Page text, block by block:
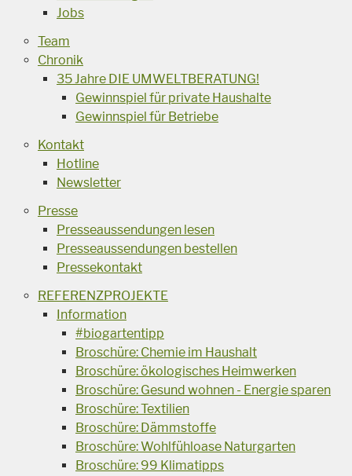
Jobs
Team
Chronik
35 Jahre DIE UMWELTBERATUNG!
Gewinnspiel für private Haushalte
Gewinnspiel für Betriebe
Kontakt
Hotline
Newsletter
Presse
Presseaussendungen lesen
Presseaussendungen bestellen
Pressekontakt
REFERENZPROJEKTE
Information
#biogartentipp
Broschüre: Chemie im Haushalt
Broschüre: ökologisches Heimwerken
Broschüre: Gesund wohnen - Energie sparen
Broschüre: Textilien
Broschüre: Dämmstoffe
Broschüre: Wohlfühloase Naturgarten
Broschüre: 99 Klimatipps